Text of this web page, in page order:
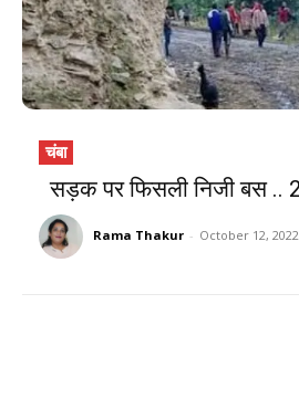
चंबा
सड़क पर फिसली निजी बस ..
Rama Thakur - October 12, 2022